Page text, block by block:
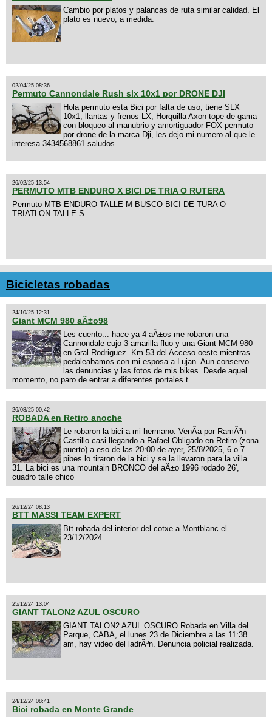
Cambio por platos y palancas de ruta similar calidad. El
plato es nuevo, a medida.
02/04/25 08:36
Permuto Cannondale Rush slx 10x1 por DRONE DJI
Hola permuto esta Bici por falta de uso, tiene SLX
10x1, llantas y frenos LX, Horquilla Axon tope de gama
con bloqueo al manubrio y amortiguador FOX permuto
por drone de la marca Dji, les dejo mi numero al que le
interesa 3434568861 saludos
26/02/25 13:54
PERMUTO MTB ENDURO X BICI DE TRIA O RUTERA
Permuto MTB ENDURO TALLE M BUSCO BICI DE TURA O
TRIATLON TALLE S.
Bicicletas robadas
24/10/25 12:31
Giant MCM 980 aÃ±o98
Les cuento... hace ya 4 aÃ±os me robaron una
Cannondale cujo 3 amarilla fluo y una Giant MCM 980
en Gral Rodriguez. Km 53 del Acceso oeste mientras
pedaleabamos con mi esposa a Lujan. Aun conservo
las denuncias y las fotos de mis bikes. Desde aquel
momento, no paro de entrar a diferentes portales t
26/08/25 00:42
ROBADA en Retiro anoche
Le robaron la bici a mi hermano. VenÃ­a por RamÃ³n
Castillo casi llegando a Rafael Obligado en Retiro (zona
puerto) a eso de las 20:00 de ayer, 25/8/2025, 6 o 7
pibes lo tiraron de la bici y se la llevaron para la villa
31. La bici es una mountain BRONCO del aÃ±o 1996 rodado 26',
cuadro talle chico
26/12/24 08:13
BTT MASSI TEAM EXPERT
Btt robada del interior del cotxe a Montblanc el
23/12/2024
25/12/24 13:04
GIANT TALON2 AZUL OSCURO
GIANT TALON2 AZUL OSCURO Robada en Villa del
Parque, CABA, el lunes 23 de Diciembre a las 11:38
am, hay video del ladrÃ³n. Denuncia policial realizada.
24/12/24 08:41
Bici robada en Monte Grande